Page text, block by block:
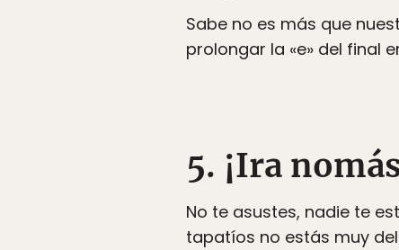
Sabe no es más que
prolongar la «e» del final
5. ¡Ira
No te asustes, nadie te
tapatíos no estás muy